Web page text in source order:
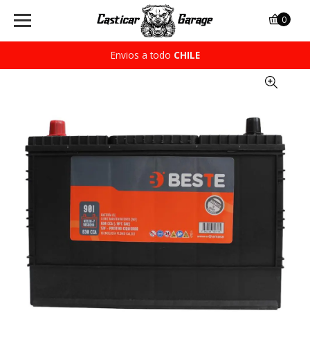
Envios a todo CHILE
0